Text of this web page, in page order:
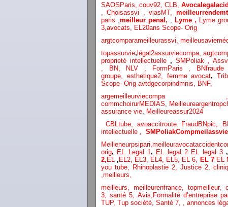
SAOSParis, couv92, CLB,
,Choisassvi ,viasMT,
paris
meilleur penal, Lyme , Lyme
3 avocats,
EL20ans Scope- Orig
argtcomparameilleurassvi,
topassurvie, légal2assurviecompa,
proprieté intellectuelle , SMPoliak ,
BN, NLV , FormParis ,
groupe, esthetique2, femme avocat,
Scope- Orig avtdgecorpindmnis,
BNF,
commchoirurMEDIAS
assurance vie
Meilleureassur2024
CBLtube,avoaccitroute FraudBNpic,
intellectuelle
SMPoliak
Meilleneurpsipari,
orig, EL Legal 1, EL legal 2 EL legal 3 ,
2, EL , EL2, EL3, EL4, EL5, EL 6, EL 7 EL
you tube
Rhinoplastie 2 ,Justice 2 ,
meilleurs
meilleurs ,meilleurenfrance,topmeilleur,
3,
santé 5, Avis Formalité d’entreprise
TUP, Tup société, Santé 7 annonces